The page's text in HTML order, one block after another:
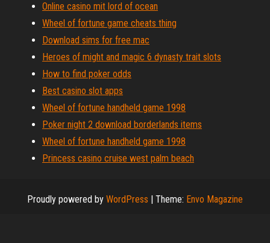
Online casino mit lord of ocean
Wheel of fortune game cheats thing
Download sims for free mac
Heroes of might and magic 6 dynasty trait slots
How to find poker odds
Best casino slot apps
Wheel of fortune handheld game 1998
Poker night 2 download borderlands items
Wheel of fortune handheld game 1998
Princess casino cruise west palm beach
Proudly powered by WordPress | Theme: Envo Magazine